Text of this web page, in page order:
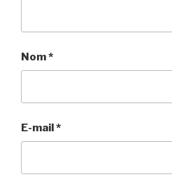
Nom*
E-mail*